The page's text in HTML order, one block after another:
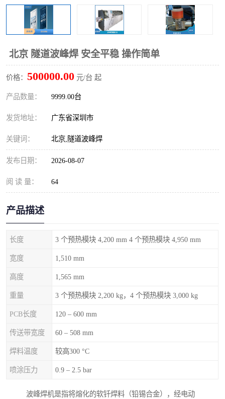
北京 隧道波峰焊 安全平稳 操作简单
价格： 500000.00 元/台 起
产品数量： 9999.00台
发货地址： 广东省深圳市
关键词： 北京,隧道波峰焊
发布日期： 2026-08-07
阅 读 量： 64
产品描述
长度 3 个预热模块 4,200 mm 4 个预热模块 4,950 mm
宽度 1,510 mm
高度 1,565 mm
重量 3 个预热模块 2,200 kg，4 个预热模块 3,000 kg
PCB长度 120 – 600 mm
传送带宽度 60 – 508 mm
焊料温度 较高300 °C
喷涂压力 0.9 – 2.5 bar
波峰焊机是指将熔化的软钎焊料（铅锡合金），经电动